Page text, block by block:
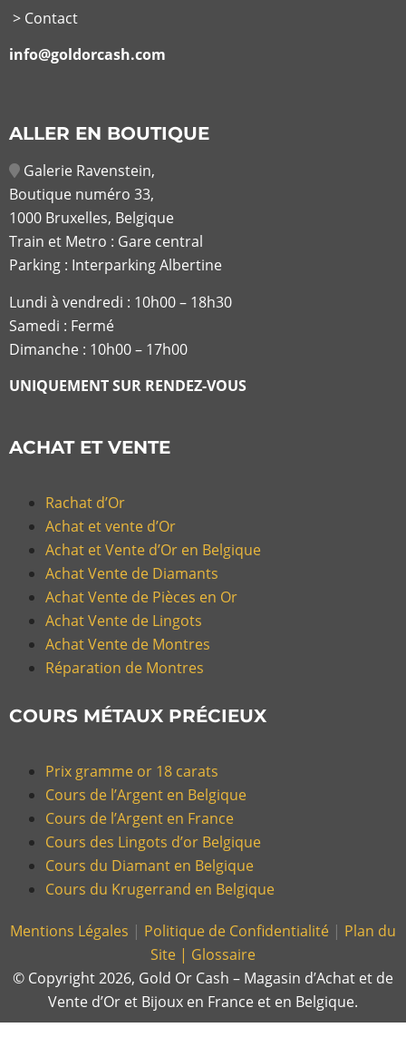
> Contact
info@goldorcash.com
ALLER EN BOUTIQUE
Galerie Ravenstein,
Boutique numéro 33,
1000 Bruxelles, Belgique
Train et Metro : Gare central
Parking : Interparking Albertine
Lundi à vendredi : 10h00 – 18h30
Samedi : Fermé
Dimanche : 10h00 – 17h00
UNIQUEMENT SUR RENDEZ-VOUS
ACHAT ET VENTE
Rachat d’Or
Achat et vente d’Or
Achat et Vente d’Or en Belgique
Achat Vente de Diamants
Achat Vente de Pièces en Or
Achat Vente de Lingots
Achat Vente de Montres
Réparation de Montres
COURS MÉTAUX PRÉCIEUX
Prix gramme or 18 carats
Cours de l’Argent en Belgique
Cours de l’Argent en France
Cours des Lingots d’or Belgique
Cours du Diamant en Belgique
Cours du Krugerrand en Belgique
Mentions Légales | Politique de Confidentialité | Plan du
Site | Glossaire
© Copyright 2026, Gold Or Cash – Magasin d’Achat et de
Vente d’Or et Bijoux en France et en Belgique.